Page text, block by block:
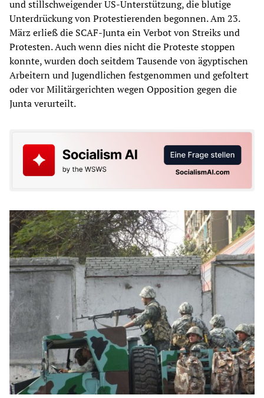
und stillschweigender US-Unterstützung, die blutige
Unterdrückung von Protestierenden begonnen. Am 23.
März erließ die SCAF-Junta ein Verbot von Streiks und
Protesten. Auch wenn dies nicht die Proteste stoppen
konnte, wurden doch seitdem Tausende von ägyptischen
Arbeitern und Jugendlichen festgenommen und gefoltert
oder vor Militärgerichten wegen Opposition gegen die
Junta verurteilt.